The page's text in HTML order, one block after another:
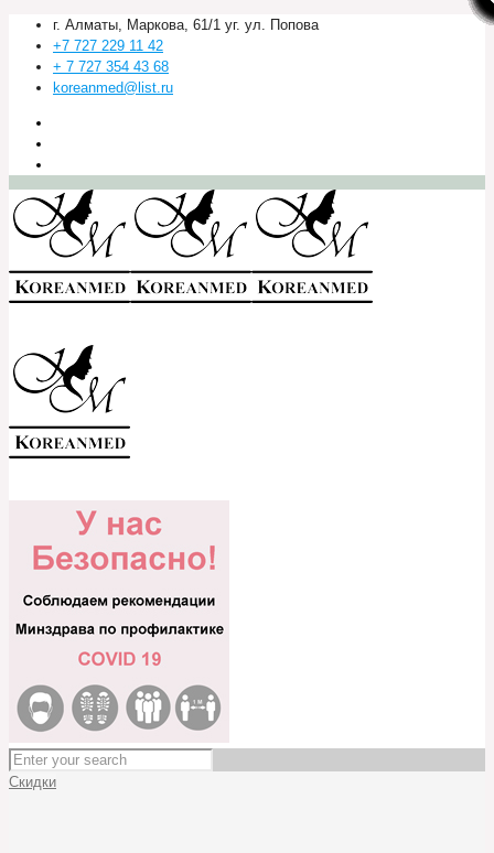
г. Алматы, Маркова, 61/1 уг. ул. Попова
+7 727 229 11 42
+ 7 727 354 43 68
koreanmed@list.ru
Скидки